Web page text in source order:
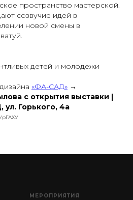
пространство мастерской.
созвучие идей в
новой смены в
детей и молодежи
«ФА-САД» →
с открытия выставки |
ул. Горького, 4а
МЕРОПРИЯТИЯ